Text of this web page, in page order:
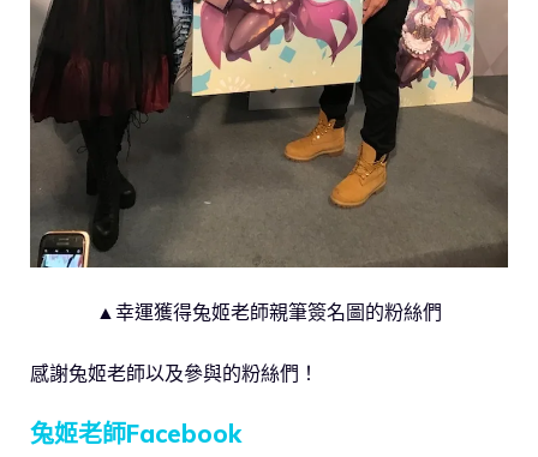
▲幸運獲得兔姬老師親筆簽名圖的粉絲們
感謝兔姬老師以及參與的粉絲們！
兔姬老師Facebook